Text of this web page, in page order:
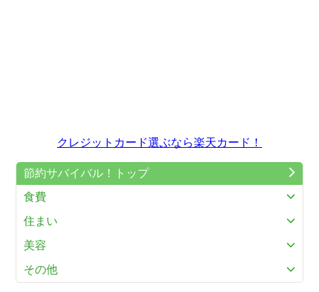
クレジットカード選ぶなら楽天カード！
節約サバイバル！トップ
食費
住まい
美容
その他